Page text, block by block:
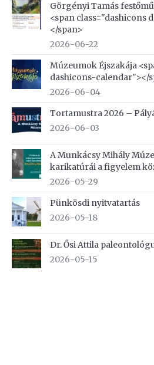
Görgényi Tamás
<span class="dashicons
</span>
2026-06-22
Múzeumok Éjszakája
dashicons-calendar"></
2026-06-04
Tortamustra 2026 –
2026-06-03
A Munkácsy Mihály
karikatúrái a figyelem
2026-05-29
Pünkösdi nyitvatartás
2026-05-18
Dr. Ősi Attila
2026-05-15